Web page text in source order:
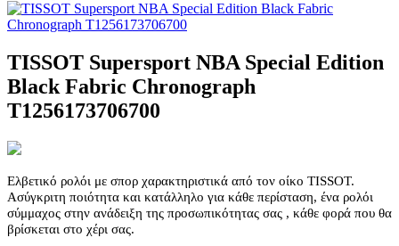
TISSOT Supersport NBA Special Edition
Black Fabric Chronograph
T1256173706700
Ελβετικό ρολόι με σπορ χαρακτηριστικά από τον οίκο TISSOT.
Ασύγκριτη ποιότητα και κατάλληλο για κάθε περίσταση, ένα ρολόι
σύμμαχος στην ανάδειξη της προσωπικότητας σας , κάθε φορά που θα
βρίσκεται στο χέρι σας.